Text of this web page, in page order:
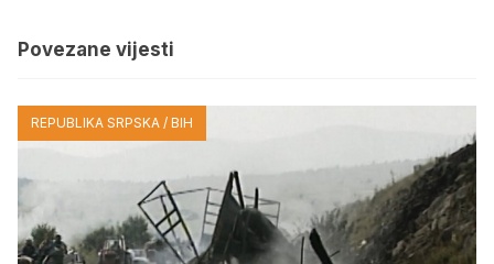
Povezane vijesti
REPUBLIKA SRPSKA / BIH